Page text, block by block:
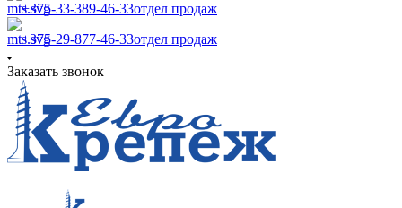
+375-33-389-46-33отдел продаж
+375-29-877-46-33отдел продаж
Заказать звонок